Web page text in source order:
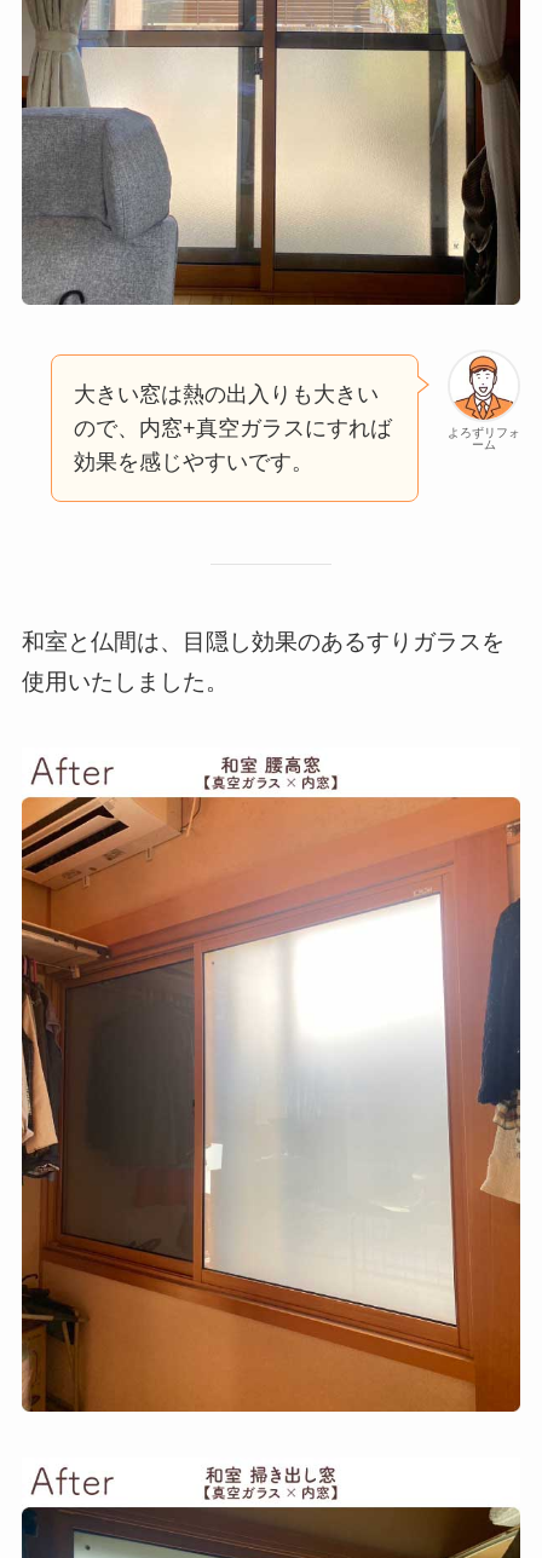
よろずリフォ
ーム
大きい窓は熱の出入りも大きい
ので、内窓+真空ガラスにすれば
効果を感じやすいです。
和室と仏間は、目隠し効果のあるすりガラスを
使用いたしました。